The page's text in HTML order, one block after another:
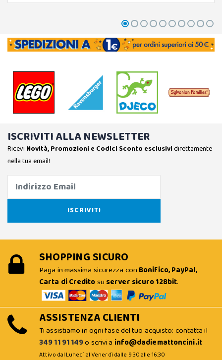
ISCRIVITI ALLA NEWSLETTER
Ricevi Novità, Promozioni e Codici Sconto esclusividirettamente
nella tua email!
SHOPPING SICURO
Paga in massima sicurezza con Bonifico, PayPal,
Carta di Creditosu server sicuro 128bit.
ASSISTENZA CLIENTI
Ti assistiamo in ogni fase del tuo acquisto: contatta il
349 11 91 149o scrivi a info@dadiemattoncini.it
Attivo dal Lunedì al Venerdì dalle 9:30 alle 16:30